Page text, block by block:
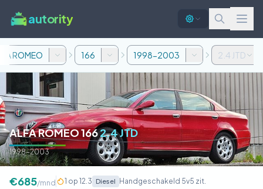
autority
ROMEO 166 1998-2003 2.4 JTD
ALFA ROMEO 1662.4 JTD
1998-2003
€685/mnd 1 op 12.3 Diesel Handgeschakeld 5v5 zit.